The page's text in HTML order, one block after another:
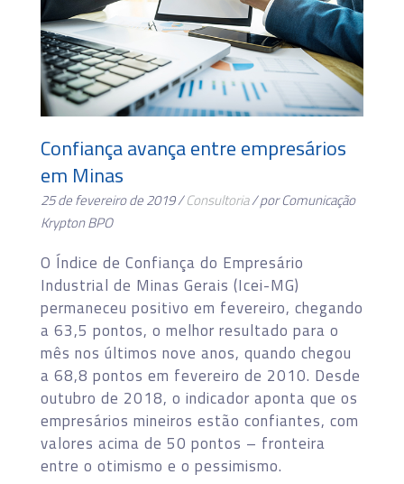
Confiança avança entre empresários
em Minas
25 de fevereiro de 2019 /Consultoria/ por Comunicação
Krypton BPO
O Índice de Confiança do Empresário
Industrial de Minas Gerais (Icei-MG)
permaneceu positivo em fevereiro, chegando
a 63,5 pontos, o melhor resultado para o
mês nos últimos nove anos, quando chegou
a 68,8 pontos em fevereiro de 2010. Desde
outubro de 2018, o indicador aponta que os
empresários mineiros estão confiantes, com
valores acima de 50 pontos – fronteira
entre o otimismo e o pessimismo.